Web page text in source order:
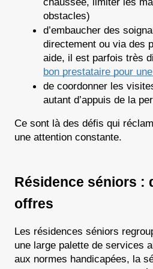
obstacles)
d’embaucher des
directement ou via des
aide, il est parfois très
bon prestataire pour
de coordonner les
autant d’appuis de la
Ce sont là des défis qui
une attention constante.
Résidence séniors :
offres
Les résidences séniors
une large palette de services
aux normes handicapées, la